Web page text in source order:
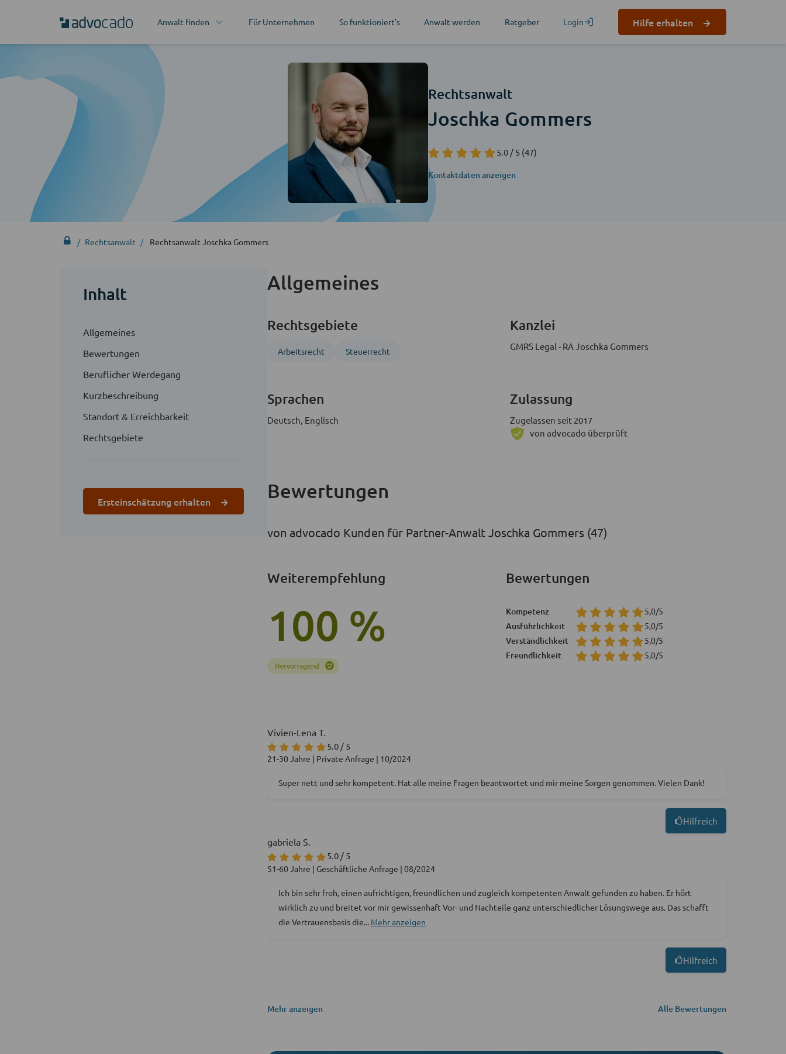
Anwalt finden Für Unternehmen So funktioniert's Anwalt werden Ratgeber Login Hilfe erhalten
Rechtsanwalt
Joschka Gommers
5.0 / 5 (47)
Kontaktdaten anzeigen
Rechtsanwalt Rechtsanwalt Joschka Gommers
Inhalt
Allgemeines
Bewertungen
Beruflicher Werdegang
Kurzbeschreibung
Standort & Erreichbarkeit
Rechtsgebiete
Ersteinschätzung erhalten
Allgemeines
Rechtsgebiete
Arbeitsrecht Steuerrecht
Kanzlei
GMRS Legal - RA Joschka Gommers
Sprachen
Deutsch, Englisch
Zulassung
Zugelassen seit 2017
von advocado überprüft
Bewertungen
von advocado Kunden für Partner-Anwalt Joschka Gommers (47)
Weiterempfehlung
100 %
Bewertungen
Kompetenz 5,0/5
Ausführlichkeit 5,0/5
Verständlichkeit 5,0/5
Freundlichkeit 5,0/5
Vivien-Lena T.
5.0 / 5
21-30 Jahre | Private Anfrage | 10/2024
Super nett und sehr kompetent. Hat alle meine Fragen beantwortet und mir meine Sorgen genommen. Vielen Dank!
Hilfreich
gabriela S.
5.0 / 5
51-60 Jahre | Geschäftliche Anfrage | 08/2024
Ich bin sehr froh, einen aufrichtigen, freundlichen und zugleich kompetenten Anwalt gefunden zu haben. Er hört
wirklich zu und breitet vor mir gewissenhaft Vor- und Nachteile ganz unterschiedlicher Lösungswege aus. Das schafft
die Vertrauensbasis die... Mehr anzeigen
Hilfreich
Mehr anzeigen Alle Bewertungen